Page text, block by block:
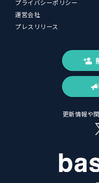
プライバシーポリシー
運営会社
プレスリリース
更新情報や